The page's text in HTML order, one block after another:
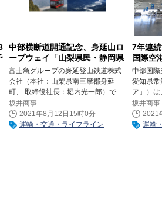
中部横断道開通記念、身延山ロ
ープウェイ「山梨県民・静岡県
民感謝キャンペーン」8/21(土)
～9/12(日)実施
富士急グループの身延登山鉄道株式
会社（本社：山梨県南巨摩郡身延
町、 取締役社長：堀内光一郎）で
は、 中部横断自動車道の全線開通
（8月29日16時）を記念して、 山梨
県・静岡県に在住の皆さまにお得に
坂井商事
2021年8月12日15時0分
運輸・交通・ライフライン
7年連
国際空
サービ
位を受
中部国際
愛知県常
ア」）
会社
評価「
において
坂井商事
2021
運輸